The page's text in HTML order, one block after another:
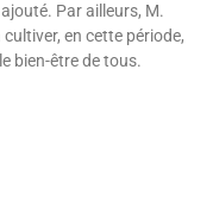
Par ailleurs, M.
en cette période,
bien-être de tous.